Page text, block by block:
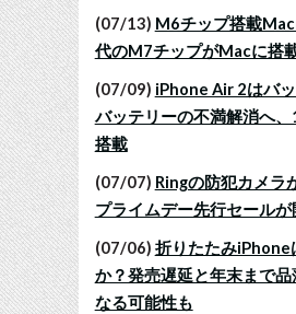
(07/13) M6チップ搭載
代のM7チップがMacに搭
(07/09) iPhone Air 2はバ
バッテリーの不満解消へ
搭載
(07/07) Ringの防犯カメラ
プライムデー先行セールが
(07/06) 折りたたみiPhone
か？発売遅延と年末まで
なる可能性も